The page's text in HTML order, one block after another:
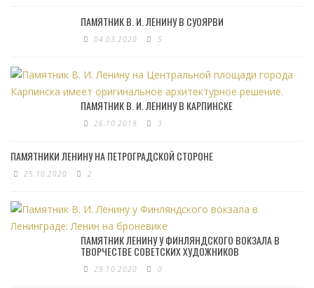
ПАМЯТНИК В. И. ЛЕНИНУ В СУОЯРВИ
04.03.2020 5
ПАМЯТНИК В. И. ЛЕНИНУ В КАРПИНСКЕ
26.10.2019 3
ПАМЯТНИКИ ЛЕНИНУ НА ПЕТРОГРАДСКОЙ СТОРОНЕ
25.10.2020 2
ПАМЯТНИК ЛЕНИНУ У ФИНЛЯНДСКОГО ВОКЗАЛА В
ТВОРЧЕСТВЕ СОВЕТСКИХ ХУДОЖНИКОВ
29.10.2020 0